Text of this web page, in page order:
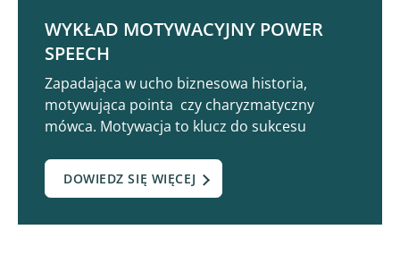
WYKŁAD MOTYWACYJNY POWER
SPEECH
Zapadająca w ucho biznesowa historia,
motywująca pointa czy charyzmatyczny
mówca. Motywacja to klucz do sukcesu
DOWIEDZ SIĘ WIĘCEJ